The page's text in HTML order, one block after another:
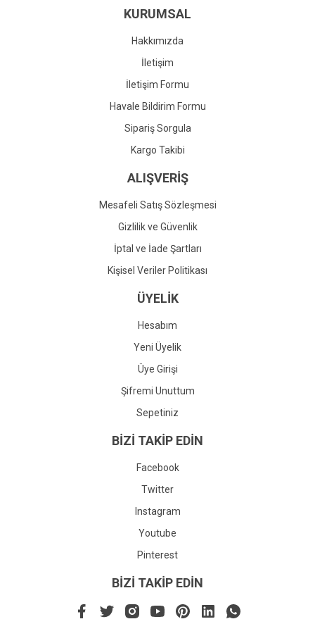
Ürün fiyatı diğer sitelerden daha pahalı.
Gönder
KURUMSAL
Hakkımızda
İletişim
İletişim Formu
Havale Bildirim Formu
Sipariş Sorgula
Kargo Takibi
ALIŞVERİŞ
Mesafeli Satış Sözleşmesi
Gizlilik ve Güvenlik
İptal ve İade Şartları
Kişisel Veriler Politikası
ÜYELİK
Hesabım
Yeni Üyelik
Üye Girişi
Şifremi Unuttum
Sepetiniz
BİZİ TAKİP EDİN
Facebook
Twitter
Instagram
Youtube
Pinterest
BİZİ TAKİP EDİN